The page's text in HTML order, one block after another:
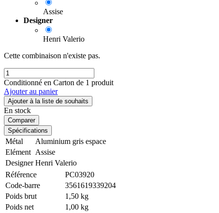
Assise
Designer
Henri Valerio
Cette combinaison n'existe pas.
Conditionné en Carton de 1 produit
Ajouter au panier
Ajouter à la liste de souhaits
En stock
Comparer
Spécifications
Métal
Aluminium gris espace
Elément Assise
Designer Henri Valerio
Référence
PC03920
Code-barre
3561619339204
Poids brut
1,50 kg
Poids net
1,00 kg